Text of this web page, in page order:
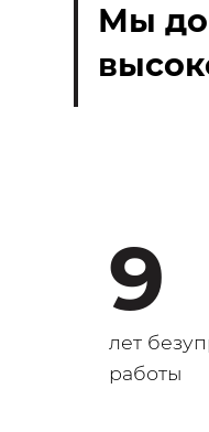
Мы
9
лет
работы